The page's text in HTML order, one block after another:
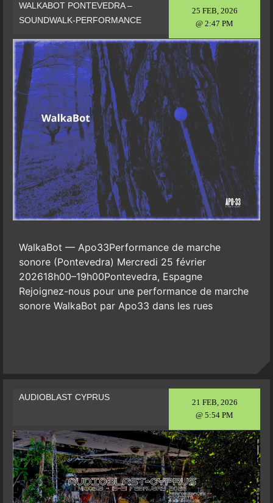
25 FEB, 2026
@ 2:47 PM
WALKABOT PONTEVEDRA –
SOUNDWALK-PERFORMANCE
WalkaBot — Apo33Performance de marche
sonore (Pontevedra) Mercredi 25 février
202618h00–19h00Pontevedra, Espagne
Rejoignez-nous pour une performance de marche
sonore WalkaBot par Apo33 dans les rues
21 FEB, 2026
@ 5:54 PM
AUDIOBLAST CYPRUS